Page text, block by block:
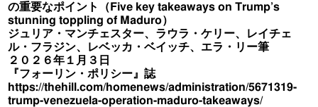
の重要なポイント（Five key takeaways on Trump’s
stunning toppling of Maduro）
ジュリア・マンチェスター、ラウラ・ケリー、レイチェ
ル・フラジン、レベッカ・ベイッチ、エラ・リー筆
２０２６年１月３日
『フォーリン・ポリシー』誌
https://thehill.com/homenews/administration/5671319-
trump-venezuela-operation-maduro-takeaways/